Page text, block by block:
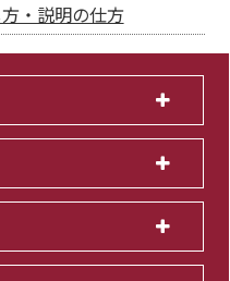
・説明の仕方